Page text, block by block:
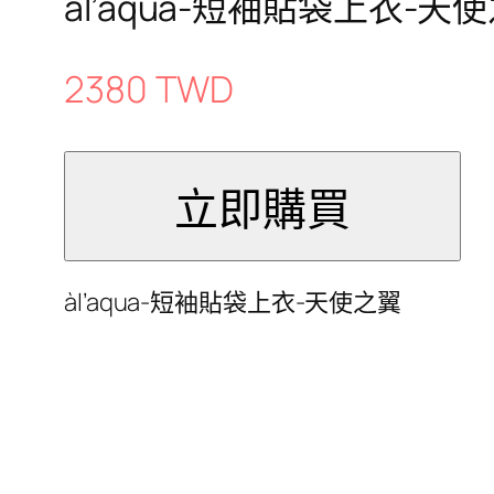
2380 TWD
àl’aqua-短袖貼袋上衣-天使之翼